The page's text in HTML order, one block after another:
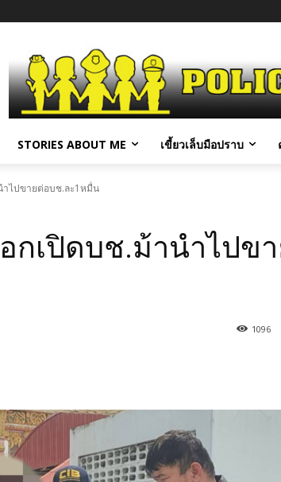
STORIES ABOUT ME เขี้ยวเล็บมือปราบ
ไปขายต่อบช.ละ1หมื่น
กเปิดบช.ม้านำไปข
1096